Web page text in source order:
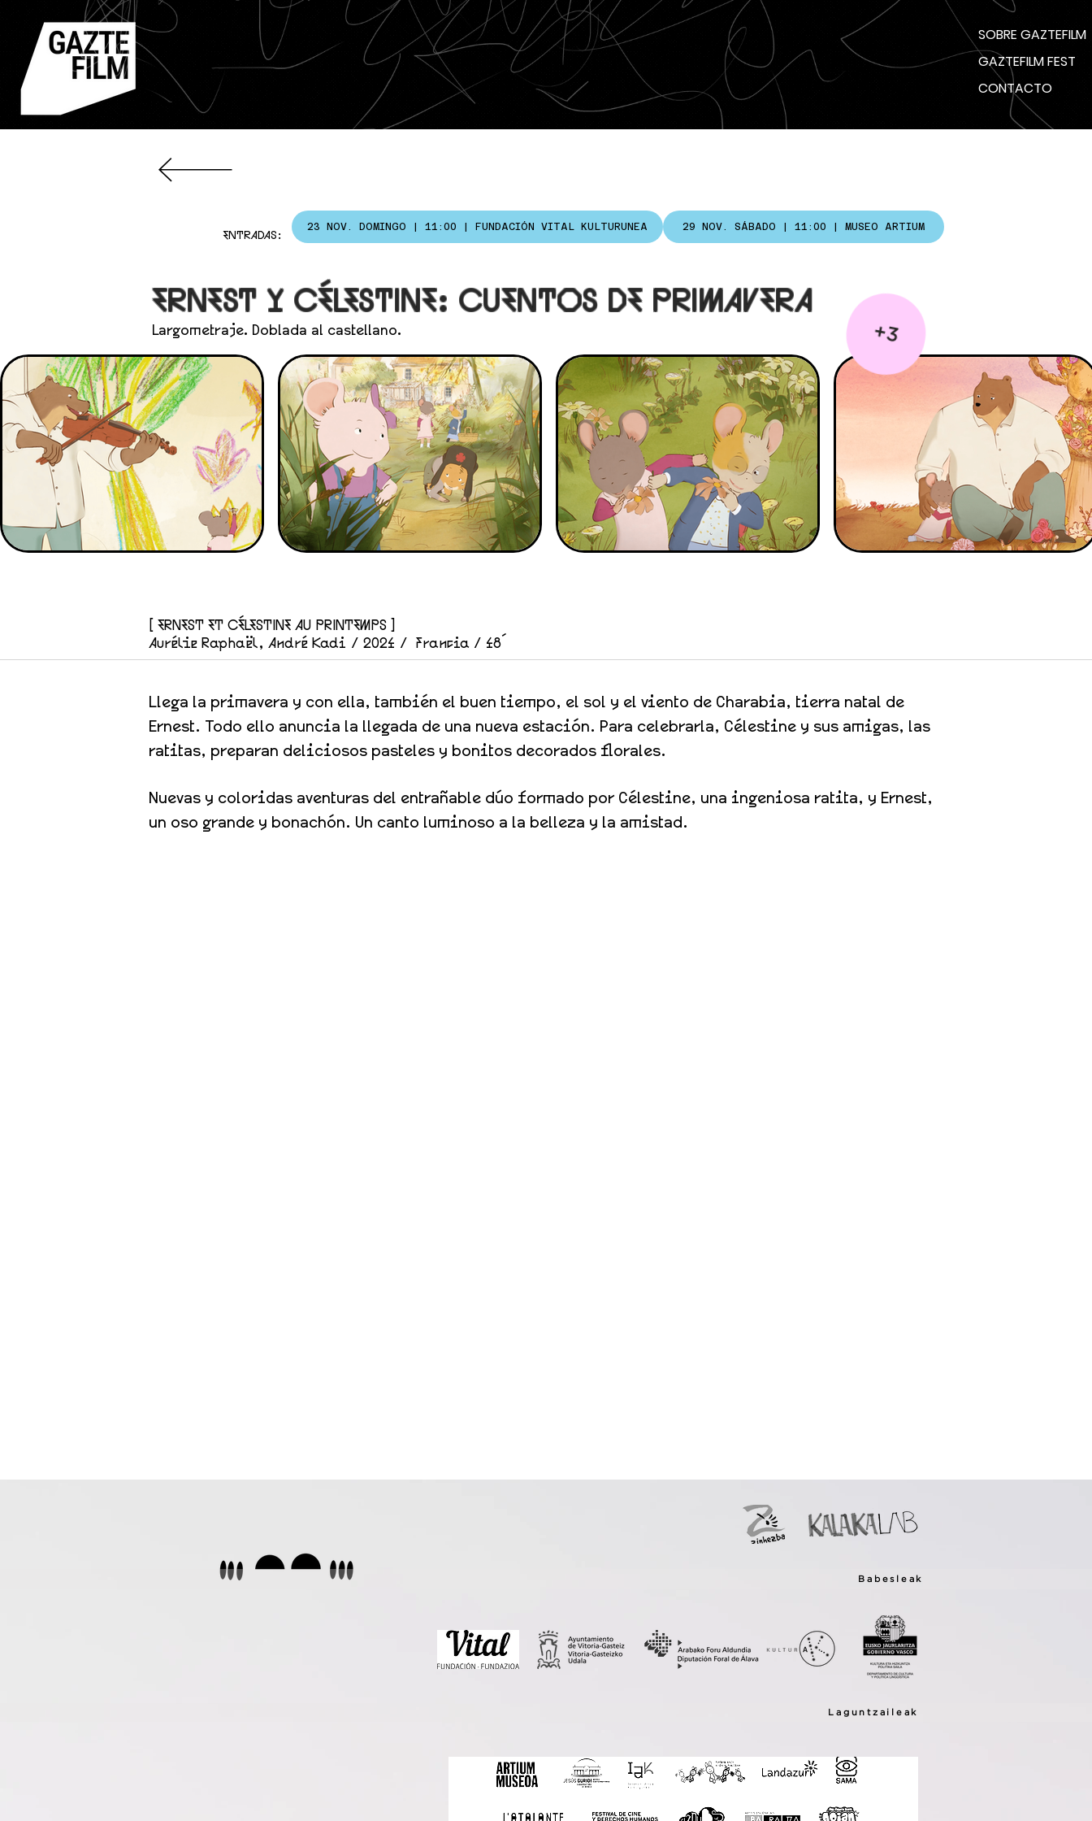
SOBRE GAZTEFILM
GAZTEFILM FEST
CONTACTO
23 NOV. DOMINGO | 11:00 | FUNDACIÓN VITAL KULTURUNEA
ENTRADAS:
29 NOV. SÁBADO | 11:00 | MUSEO ARTIUM
ERNEST Y CÉLESTINE: CUENTOS DE PRIMAVERA
Largometraje. Doblada al castellano. +3
[ ERNEST ET CÉLESTINE AU PRINTEMPS ]
Aurélie Raphaël, André Kadi / 2024 / Francia / 48´
Llega la primavera y con ella, también el buen tiempo, el sol y el viento de Charabia, tierra natal de
Ernest. Todo ello anuncia la llegada de una nueva estación. Para celebrarla, Célestine y sus amigas, las
ratitas, preparan deliciosos pasteles y bonitos decorados florales.
Nuevas y coloridas aventuras del entrañable dúo formado por Célestine, una ingeniosa ratita, y Ernest,
un oso grande y bonachón. Un canto luminoso a la belleza y la amistad.
Babesleak
Laguntzaileak